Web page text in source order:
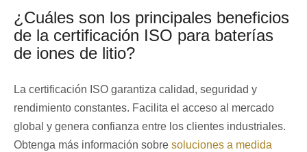
¿Cuáles son los principales beneficios
de la certificación ISO para baterías
de iones de litio?
La certificación ISO garantiza calidad, seguridad y
rendimiento constantes. Facilita el acceso al mercado
global y genera confianza entre los clientes industriales.
Obtenga más información sobre soluciones a medida